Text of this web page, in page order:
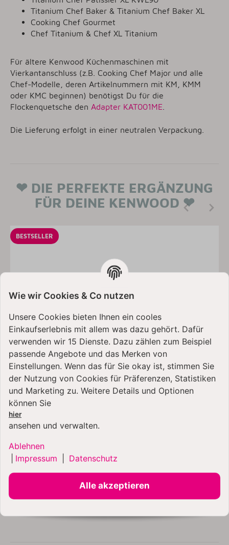
Titanium Chef Baker & Titanium Chef Baker XL
Cooking Chef Gourmet
Chef Titanium & Chef XL Titanium
Für ältere Kenwood Küchenmaschinen mit
Vierkantanschluss (z.B. Cooking Chef Major und alle
Chef-Modelle, deren Artikelnummern mit KM, KMM
oder KMC beginnen) benötigst Du für die
Flockenquetsche den Adapter KAT001ME
Die Lieferung erfolgt in einer neutralen Verpackung.
❤ DIE PERFEKTE ERGÄNZUNG
FÜR DEINE KENWOOD ❤
BESTSELLER
Kenny Professional 3 in 1 Profi-Teigkarte mit
Abziehschlitz
Wie wir Cookies & Co nutzen
Unsere Cookies bieten Ihnen ein cooles
Einkaufserlebnis mit allem was dazu gehört. Dafür
verwenden wir 15 Dienste. Dazu zählen zum Beispiel
passende Angebote und das Merken von
Einstellungen. Wenn das für Sie okay ist, stimmen Sie
der Nutzung von Cookies für Präferenzen, Statistiken
und Marketing zu. Weitere Details und Optionen
können Sie
hier
ansehen und verwalten.
Ablehnen
Impressum Datenschutz
Alle akzeptieren